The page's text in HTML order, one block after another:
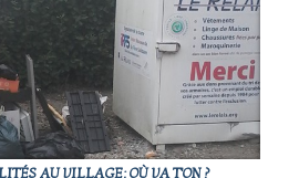
AU VILLAGE: OÙ VA T'ON ?